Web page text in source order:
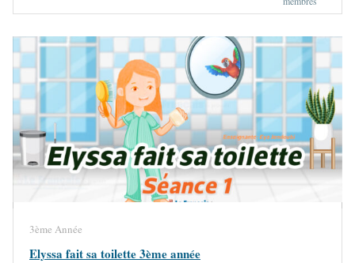
3ème Année
Elyssa fait sa toilette 3ème année